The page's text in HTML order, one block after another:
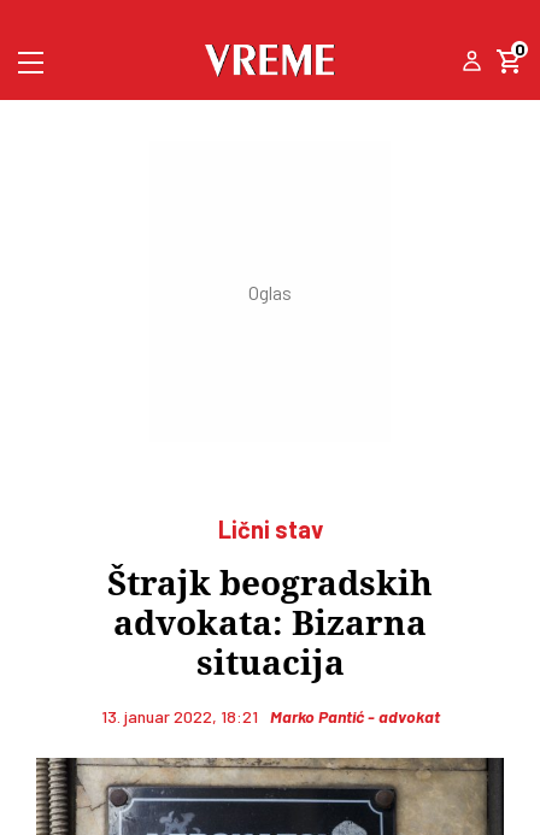
0
Lični stav
Štrajk beogradskih
advokata: Bizarna
situacija
13. januar 2022, 18:21 Marko Pantić - advokat